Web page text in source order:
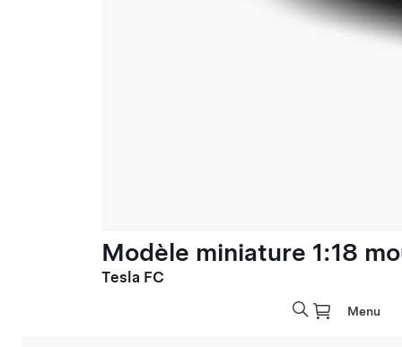
Modèle miniature 1:18
Tesla FC
Menu